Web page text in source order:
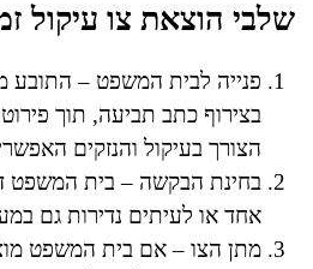
שלבי הוצאת צו עיקול
פנייה לבית המשפט – התובע
בצירוף כתב תביעה, תוך
הצורך בעיקול והנזקים
בחינת הבקשה – בית המשפט
אחד או לעיתים נדירות גם
מתן הצו – אם בית המשפט